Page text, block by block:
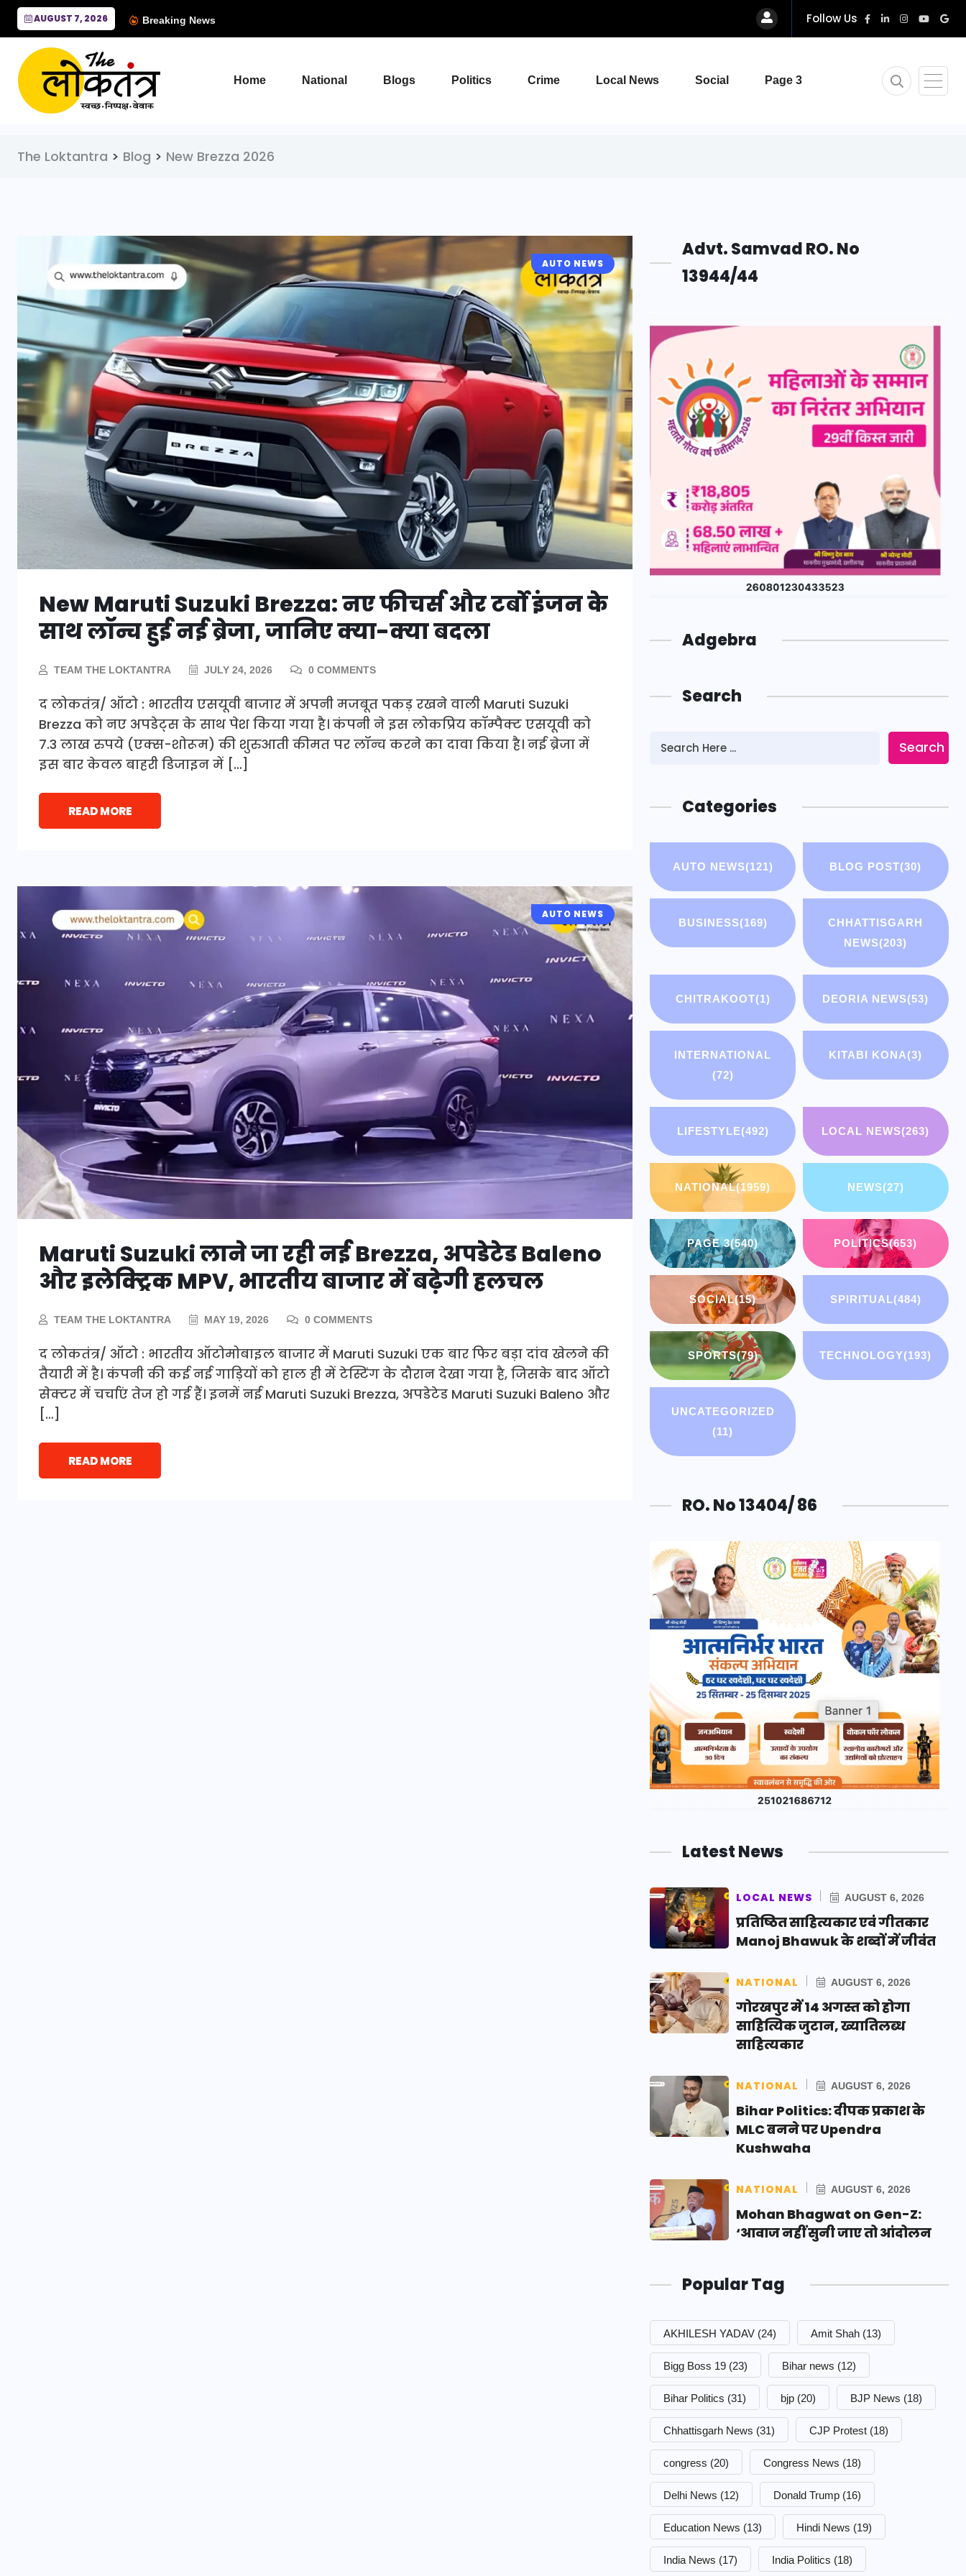
AUGUST 7, 2026 Breaking News Follow Us
Home National Blogs Politics Crime Local News Social Page 3
The Loktantra > Blog > New Brezza 2026
AUTO NEWS
New Maruti Suzuki Brezza: नए फीचर्स और टर्बो इंजन के
साथ लॉन्च हुई नई ब्रेजा, जानिए क्या-क्या बदला
TEAM THE LOKTANTRA JULY 24, 2026 0 COMMENTS
द लोकतंत्र/ ऑटो : भारतीय एसयूवी बाजार में अपनी मजबूत पकड़ रखने वाली Maruti Suzuki
Brezza को नए अपडेट्स के साथ पेश किया गया है। कंपनी ने इस लोकप्रिय कॉम्पैक्ट एसयूवी को
7.3 लाख रुपये (एक्स-शोरूम) की शुरुआती कीमत पर लॉन्च करने का दावा किया है। नई ब्रेजा में
इस बार केवल बाहरी डिजाइन में […]
READ MORE
AUTO NEWS
Maruti Suzuki लाने जा रही नई Brezza, अपडेटेड Baleno
और इलेक्ट्रिक MPV, भारतीय बाजार में बढ़ेगी हलचल
TEAM THE LOKTANTRA MAY 19, 2026 0 COMMENTS
द लोकतंत्र/ ऑटो : भारतीय ऑटोमोबाइल बाजार में Maruti Suzuki एक बार फिर बड़ा दांव खेलने की
तैयारी में है। कंपनी की कई नई गाड़ियों को हाल ही में टेस्टिंग के दौरान देखा गया है, जिसके बाद ऑटो
सेक्टर में चर्चाएं तेज हो गई हैं। इनमें नई Maruti Suzuki Brezza, अपडेटेड Maruti Suzuki Baleno और
[…]
READ MORE
Advt. Samvad RO. No
13944/44
Adgebra
Search
Search
Categories
AUTO NEWS(121) BLOG POST(30)
BUSINESS(169)
CHHATTISGARH
NEWS(203)
CHITRAKOOT(1) DEORIA NEWS(53)
INTERNATIONAL
(72)
KITABI KONA(3)
LIFESTYLE(492) LOCAL NEWS(263)
NATIONAL(1959) NEWS(27)
PAGE 3(540) POLITICS(653)
SOCIAL(15) SPIRITUAL(484)
SPORTS(79) TECHNOLOGY(193)
UNCATEGORIZED
(11)
RO. No 13404/ 86
Latest News
LOCAL NEWS AUGUST 6, 2026
प्रतिष्ठित साहित्यकार एवं गीतकार
Manoj Bhawuk के शब्दों में जीवंत
NATIONAL AUGUST 6, 2026
गोरखपुर में 14 अगस्त को होगा
साहित्यिक जुटान, ख्यातिलब्ध
साहित्यकार
NATIONAL AUGUST 6, 2026
Bihar Politics: दीपक प्रकाश के
MLC बनने पर Upendra
Kushwaha
NATIONAL AUGUST 6, 2026
Mohan Bhagwat on Gen-Z:
‘आवाज नहीं सुनी जाए तो आंदोलन
Popular Tag
AKHILESH YADAV (24) Amit Shah (13)
Bigg Boss 19 (23) Bihar news (12)
Bihar Politics (31) bjp (20) BJP News (18)
Chhattisgarh News (31) CJP Protest (18)
congress (20) Congress News (18)
Delhi News (12) Donald Trump (16)
Education News (13) Hindi News (19)
India News (17) India Politics (18)